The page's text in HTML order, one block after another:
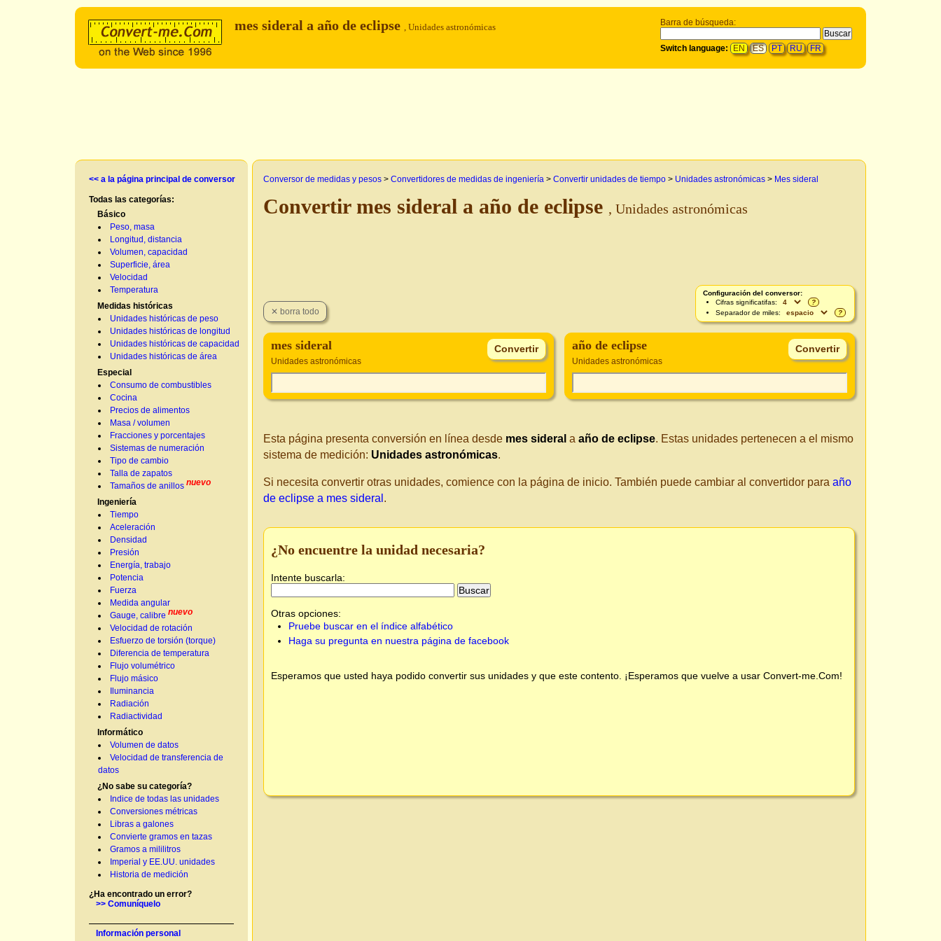
Barra de búsqueda:
Switch language: EN ES PT RU FR
mes sideral a año de eclipse , Unidades astronómicas
<< a la página principal de conversor
Todas las categorías:
Básico
Peso, masa
Longitud, distancia
Volumen, capacidad
Superficie, área
Velocidad
Temperatura
Medidas históricas
Unidades históricas de peso
Unidades históricas de longitud
Unidades históricas de capacidad
Unidades históricas de área
Especial
Consumo de combustibles
Cocina
Precios de alimentos
Masa / volumen
Fracciones y porcentajes
Sistemas de numeración
Tipo de cambio
Talla de zapatos
Tamaños de anillos nuevo
Ingeniería
Tiempo
Aceleración
Densidad
Presión
Energía, trabajo
Potencia
Fuerza
Medida angular
Gauge, calibre nuevo
Velocidad de rotación
Esfuerzo de torsión (torque)
Diferencia de temperatura
Flujo volumétrico
Flujo másico
Iluminancia
Radiación
Radiactividad
Informático
Volumen de datos
Velocidad de transferencia de
datos
¿No sabe su categoría?
Indice de todas las unidades
Conversiones métricas
Libras a galones
Convierte gramos en tazas
Gramos a mililitros
Imperial y EE.UU. unidades
Historia de medición
¿Ha encontrado un error?
>> Comuníquelo
Información personal
Conversor de medidas y pesos > Convertidores de medidas de ingeniería > Convertir unidades de tiempo > Unidades astronómicas > Mes sideral
Convertir mes sideral a año de eclipse , Unidades astronómicas
Configuración del conversor:
Cifras significatifas:
?
Separador de miles:
?
mes sideral
Unidades astronómicas
año de eclipse
Unidades astronómicas
Esta página presenta conversión en línea desde mes sideral a año de eclipse. Estas unidades pertenecen a el mismo
sistema de medición: Unidades astronómicas.
Si necesita convertir otras unidades, comience con la página de inicio. También puede cambiar al convertidor para año
de eclipse a mes sideral .
¿No encuentre la unidad necesaria?
Intente buscarla:
Otras opciones:
Pruebe buscar en el índice alfabético
Haga su pregunta en nuestra página de facebook
Esperamos que usted haya podido convertir sus unidades y que este contento. ¡Esperamos que vuelve a usar Convert-me.Com!